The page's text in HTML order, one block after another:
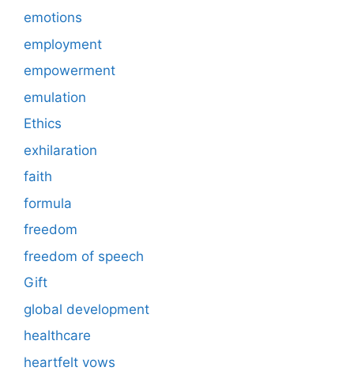
emotions
employment
empowerment
emulation
Ethics
exhilaration
faith
formula
freedom
freedom of speech
Gift
global development
healthcare
heartfelt vows